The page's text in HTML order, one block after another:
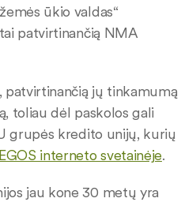
ūkio valdas“
patvirtinančią NMA
patvirtinančią jų tinkamumą
toliau dėl paskolos gali
grupės kredito unijų, kurių
interneto svetainėje.
jau kone 30 metų yra